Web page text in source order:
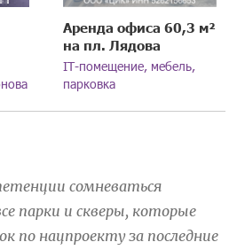
Аренда офиса 60,3 м²
на пл. Лядова
IT-помещение, мебель,
парковка
сомневаться
парки и скверы, которые
по нацпроекту за последние